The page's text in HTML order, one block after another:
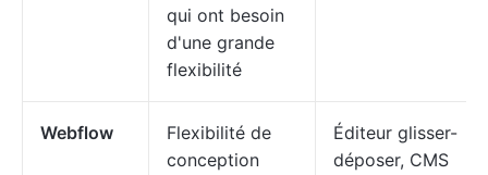
qui ont besoin
d'une grande
flexibilité
Webflow
Flexibilité de
conception
Éditeur glisser-
déposer, CMS